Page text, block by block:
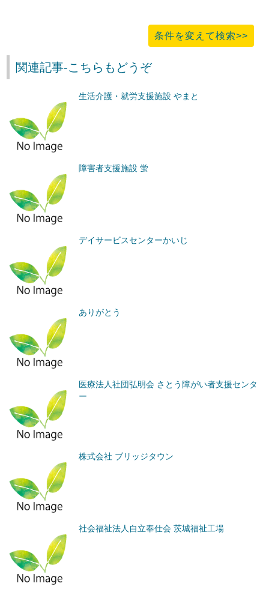
条件を変えて検索>>
関連記事-こちらもどうぞ
生活介護・就労支援施設 やまと
障害者支援施設 蛍
デイサービスセンターかいじ
ありがとう
医療法人社団弘明会 さとう障がい者支援センタ
ー
株式会社 ブリッジタウン
社会福祉法人自立奉仕会 茨城福祉工場